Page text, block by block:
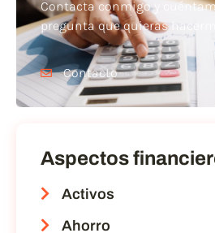
Contacta conmigo y
pregunta que quieras hacerme
Contacto
Aspectos
Activos
Ahorro